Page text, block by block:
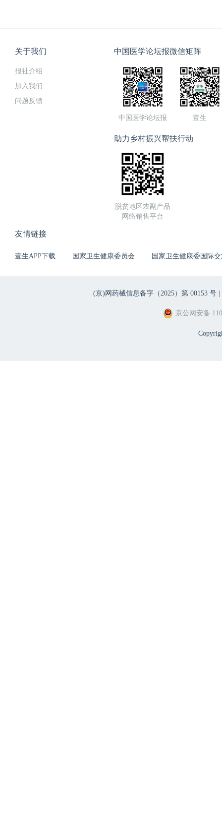
关于我们
报社介绍
加入我们
问题反馈
中国医学论坛报微信矩阵
中国医学论坛报 壹生
助力乡村振兴帮扶行动
脱贫地区农副产品
网络销售平台
友情链接
壹生APP下载 国家卫生健康委员会 国家卫生健康委国际
(京)网药械信息备字（2025）第 00153 号 |
京公网安备